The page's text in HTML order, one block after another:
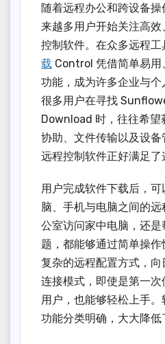
随着远程办公和跨设备
来越多用户开始关注高
控制软件。在众多远程工
载 Control 凭借简单易用
功能，成为许多企业与个
很多用户在寻找
Download 时，往往希望
协助、文件传输以及设
远程控制软件正好满足了
用户完成软件下载后，
脑、手机与电脑之间的
公室访问家中电脑，还
题，都能够通过简单操
复杂的远程配置方式，
连接模式，即使是第一
用户，也能够轻松上手。
功能分类明确，大大降低